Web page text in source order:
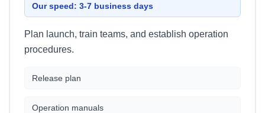
Our speed: 3-7 business days
Plan launch, train teams, and establish operation
procedures.
Release plan
Operation manuals